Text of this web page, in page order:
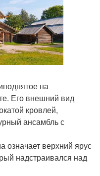
на
Его внешний вид
кровлей,
ансамбль с
означает верхний ярус
надстраивался над